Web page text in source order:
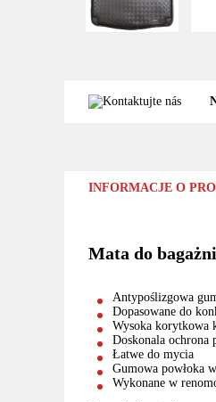
INFORMACJE O
Mata do
Antypoślizgowa
Dopasowane do
Wysoka korytkowa
Doskonala ochrona
Łatwe do mycia
Gumowa powłoka
Wykonane w